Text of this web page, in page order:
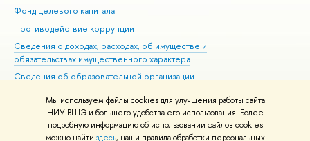
Мы используем файлы cookies для улучшения работы сайта
НИУ ВШЭ и большего удобства его использования. Более
подробную информацию об использовании файлов cookies
можно найти здесь, наши правила обработки персональных
Фонд целевого капитала
Противодействие коррупции
Сведения о доходах, расходах, об имуществе и
обязательствах имущественного характера
Сведения об образовательной организации
Людям с ограниченными возможностями здоровья
Единая платежная страница
Работа в Вышке